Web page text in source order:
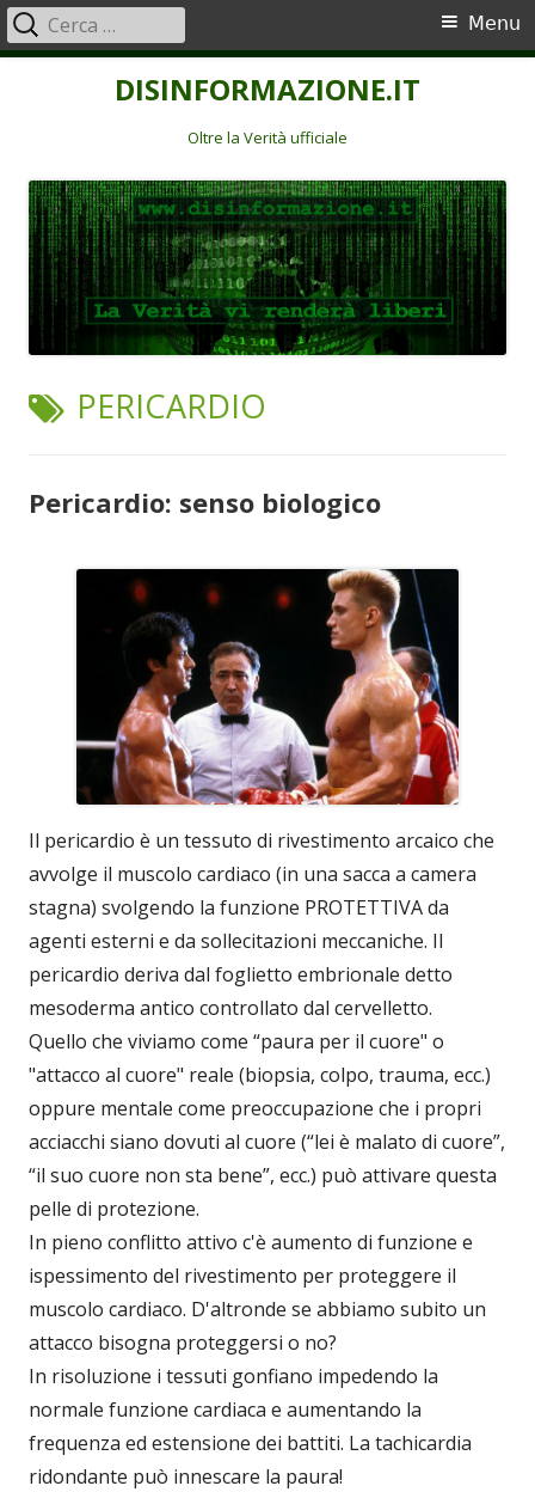
DISINFORMAZIONE.IT
Oltre la Verità ufficiale
Menu
principale
Menu
Ricerca
per:
TAG:
PERICARDIO
Pericardio: senso biologico
Il pericardio è un tessuto di rivestimento arcaico che
avvolge il muscolo cardiaco (in una sacca a camera
stagna) svolgendo la funzione PROTETTIVA da
agenti esterni e da sollecitazioni meccaniche. Il
pericardio deriva dal foglietto embrionale detto
mesoderma antico controllato dal cervelletto.
Quello che viviamo come “paura per il cuore" o
"attacco al cuore" reale (biopsia, colpo, trauma, ecc.)
oppure mentale come preoccupazione che i propri
acciacchi siano dovuti al cuore (“lei è malato di cuore”,
“il suo cuore non sta bene”, ecc.) può attivare questa
pelle di protezione.
In pieno conflitto attivo c'è aumento di funzione e
ispessimento del rivestimento per proteggere il
muscolo cardiaco. D'altronde se abbiamo subito un
attacco bisogna proteggersi o no?
In risoluzione i tessuti gonfiano impedendo la
normale funzione cardiaca e aumentando la
frequenza ed estensione dei battiti. La tachicardia
ridondante può innescare la paura!